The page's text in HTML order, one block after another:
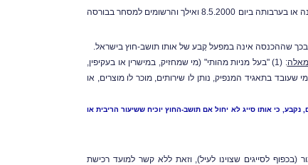
והרשומים למסחר ב
בורסה
שההכנסה אינה במפעל קֶבע של אותו תושב-חוץ בישראל.
מאלה
: (1) "בעל מניות מהותי" (מי שמחזיק, במישרין או בעקיפין,
קרוב של התאגיד המנפיק; או (3) מי שעובד בתאגיד המנפיק, נותן לו שירותים, מוכר לו מוצרים, או
כי אותו סייג לא יחול אם תושב-החוץ יוכיח ששיעור הריבית או
במועד קבלת ההכנסה כאמור (בכפוף לסייגים שצוינו לעיל), וזאת ללא קשר למועד רכישת